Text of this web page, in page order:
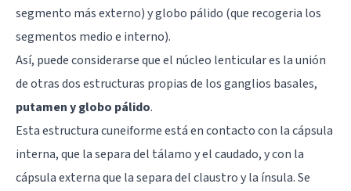
segmento más externo) yglobo pálido (que recogeria los
segmentos medio e interno).
Así, puede considerarse que el núcleo lenticular es la unión
de otras dos estructuras propias de los ganglios basales,
putamen y globo pálido.
Esta estructura cuneiforme está en contacto con la cápsula
interna, que la separa del tálamoy el caudado, y con la
cápsula externa que la separa del claustro y la ínsula. Se